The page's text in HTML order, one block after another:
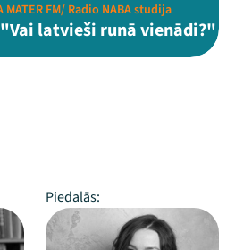
MATER FM/ Radio NABA studija
latvieši runā vienādi?"
Piedalās: